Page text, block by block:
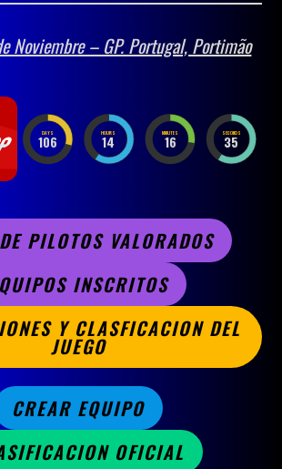
Noviembre – GP. Portugal, Portimão
DAYS
106
HOURS
14
MINUTES
16
SECONDS
33
PILOTOS VALORADOS
INSCRITOS
Y CLASFICACION DEL
JUEGO
CREAR EQUIPO
OFICIAL